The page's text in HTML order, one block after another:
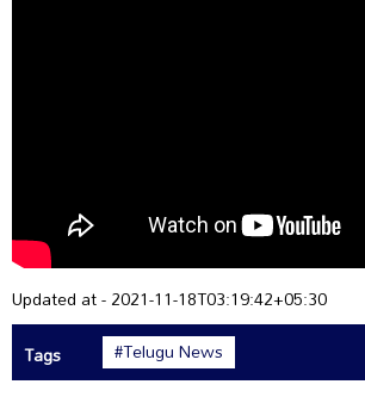
Updated at - 2021-11-18T03:19:42+05:30
Tags
#Telugu News